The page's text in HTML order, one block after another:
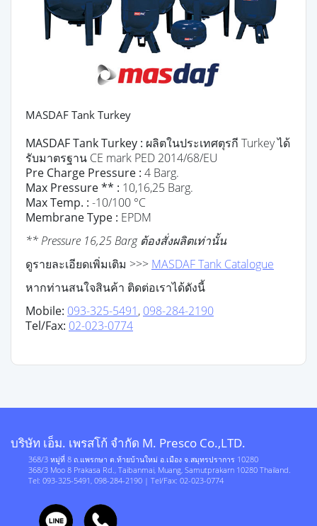
MASDAF Tank Turkey
MASDAF Tank Turkey : ผลิตในประเทศตุรกี Turkey ได้
รับมาตรฐาน CE mark PED 2014/68/EU
Pre Charge Pressure : 4 Barg.
Max Pressure ** : 10,16,25 Barg.
Max Temp. : -10/100 °C
Membrane Type : EPDM
** Pressure 16,25 Barg ต้องสั่งผลิตเท่านั้น
ดูรายละเอียดเพิ่มเติม >>> MASDAF Tank Catalogue
หากท่านสนใจสินค้า ติดต่อเราได้ดังนี้
Mobile: 093-325-5491, 098-284-2190
Tel/Fax: 02-023-0774
บริษัท เอ็ม. เพรสโก้ จำกัด M. Presco Co.,LTD.
368/3 หมู่ที่ 8 ถ.แพรกษา ต.ท้ายบ้านใหม่ อ.เมือง จ.สมุทรปราการ 10280
368/3 Moo 8 Prakasa Rd., Taibanmai, Muang, Samutprakarn 10280 Thailand.
Tel: 093-325-5491, 098-284-2190 | Tel/Fax: 02-023-0774